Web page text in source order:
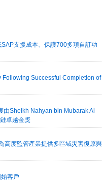
支援成本、保護700多項自訂功
Following Successful Completion of
由Sheikh Nahyan bin Mubarak Al
卓越金獎
高度監管產業提供多區域災害復原與
客戶